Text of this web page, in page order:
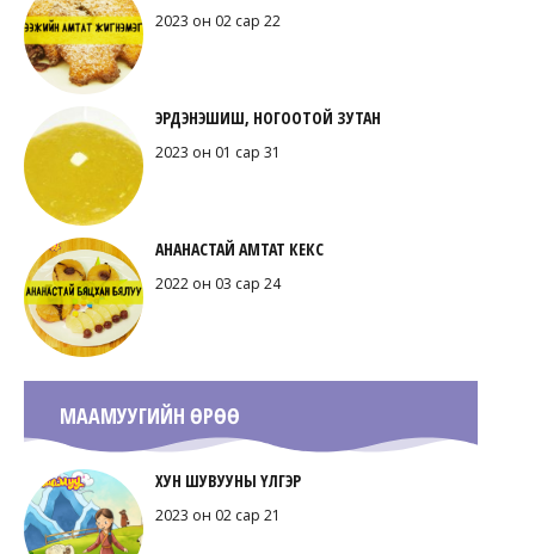
2023 он 02 сар 22
ЭРДЭНЭШИШ, НОГООТОЙ ЗУТАН
2023 он 01 сар 31
АНАНАСТАЙ АМТАТ КЕКС
2022 он 03 сар 24
МААМУУГИЙН ӨРӨӨ
ХУН ШУВУУНЫ ҮЛГЭР
2023 он 02 сар 21